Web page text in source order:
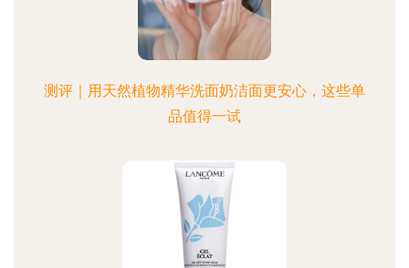
测评｜用天然植物精华洗面奶洁面更安心，这些单
品值得一试